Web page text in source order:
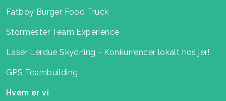
Fatboy Burger Food Truck
Stormester Team Experience
Laser Lerdue Skydning - Konkurrencer lokalt hos jer!
GPS Teambuilding
Hvem er vi